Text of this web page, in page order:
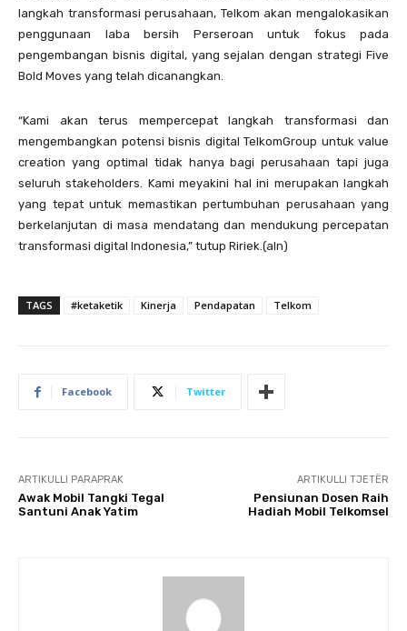
langkah transformasi perusahaan, Telkom akan mengalokasikan
penggunaan laba bersih Perseroan untuk fokus pada
pengembangan bisnis digital, yang sejalan dengan strategi Five
Bold Moves yang telah dicanangkan.
“Kami akan terus mempercepat langkah transformasi dan
mengembangkan potensi bisnis digital TelkomGroup untuk value
creation yang optimal tidak hanya bagi perusahaan tapi juga
seluruh stakeholders. Kami meyakini hal ini merupakan langkah
yang tepat untuk memastikan pertumbuhan perusahaan yang
berkelanjutan di masa mendatang dan mendukung percepatan
transformasi digital Indonesia,” tutup Ririek.(aln)
TAGS #ketaketik Kinerja Pendapatan Telkom
Facebook Twitter
ARTIKULLI PARAPRAK
Awak Mobil Tangki Tegal
Santuni Anak Yatim
ARTIKULLI TJETËR
Pensiunan Dosen Raih
Hadiah Mobil Telkomsel